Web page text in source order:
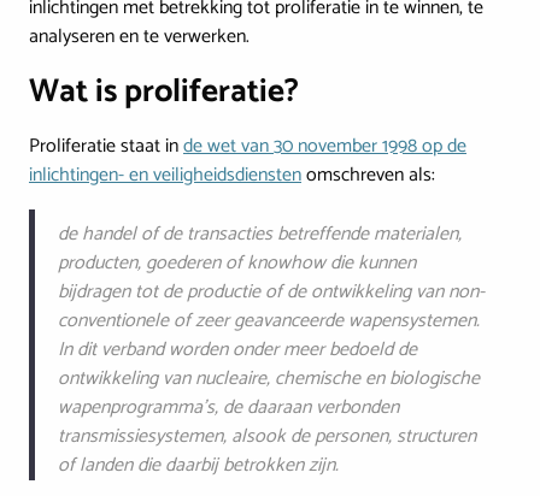
inlichtingen met betrekking tot proliferatie in te winnen, te
analyseren en te verwerken.
Wat is proliferatie?
Proliferatie staat inde wet van 30 november 1998 op de
inlichtingen- en veiligheidsdienstenomschreven als:
de handel of de transacties betreffende materialen,
producten, goederen of knowhow die kunnen
bijdragen tot de productie of de ontwikkeling van non-
conventionele of zeer geavanceerde wapensystemen.
In dit verband worden onder meer bedoeld de
ontwikkeling van nucleaire, chemische en biologische
wapenprogramma’s, de daaraan verbonden
transmissiesystemen, alsook de personen, structuren
of landen die daarbij betrokken zijn.